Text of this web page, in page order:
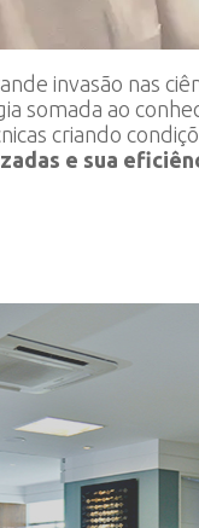
invasão nas
somada ao
criando
e sua